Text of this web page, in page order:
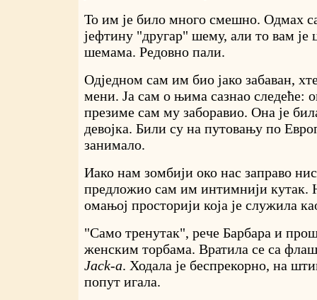
То им је било много смешно. Одмах
јефтину "другар" шему, али то вам је
шемама. Редовно пали.
Одједном сам им био јако забаван,
мени. Ја сам о њима сазнао следеће:
презиме сам му заборавио. Она је
девојка. Били су на путовању по
занимало.
Иако нам зомбији око нас заправо
предложио сам им интимнији кутак.
омањој просторији која је служила
"Само тренутак", рече Барбара и
женским торбама. Вратила се са
Jack-а. Ходала је беспрекорно, на
попут игала.